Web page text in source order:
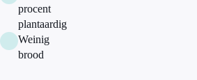
procent
plantaardig
Weinig
brood